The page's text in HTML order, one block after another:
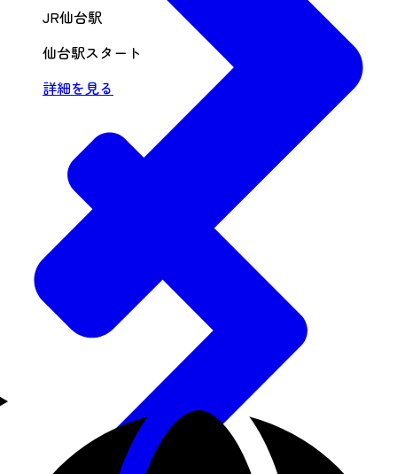
JR仙台駅
仙台駅スタート
詳細を見る